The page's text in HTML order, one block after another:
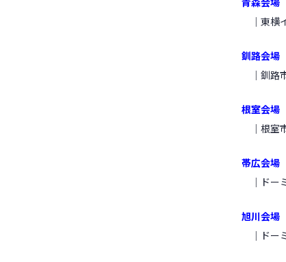
｜東横
釧路会場
｜ 釧路
根室会場
｜ 根室
帯広会場
｜ ドー
旭川会場
｜ ドー